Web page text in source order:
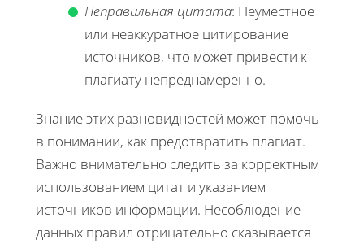
Неправильная цитата: Неуместное
или неаккуратное цитирование
источников, что может привести к
плагиату непреднамеренно.
Знание этих разновидностей может помочь
в понимании, как предотвратить плагиат.
Важно внимательно следить за корректным
использованием цитат и указанием
источников информации. Несоблюдение
данных правил отрицательно сказывается